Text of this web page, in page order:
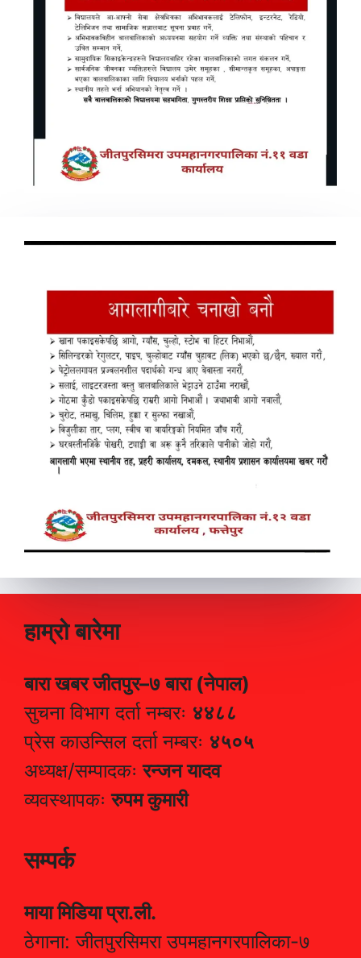
हाम्रो बारेमा
बारा खबर जीतपुर–७ बारा (नेपाल)
सुचना विभाग दर्ता नम्बरः ४४८८
प्रेस काउन्सिल दर्ता नम्बरः ४५०५
अध्यक्ष/सम्पादकःरन्जन यादव
व्यवस्थापकःरुपम कुमारी
सम्पर्क
माया मिडिया प्रा.ली.
ठेगाना: जीतपुरसिमरा उपमहानगरपालिका-७